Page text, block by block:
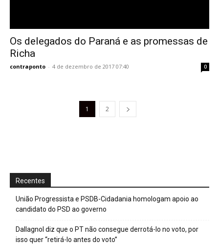
Os delegados do Paraná e as promessas de
Richa
contraponto - 4 de dezembro de 2017 07:40 0
1 2
Recentes
União Progressista e PSDB-Cidadania homologam apoio ao
candidato do PSD ao governo
Dallagnol diz que o PT não consegue derrotá-lo no voto, por
isso quer “retirá-lo antes do voto”